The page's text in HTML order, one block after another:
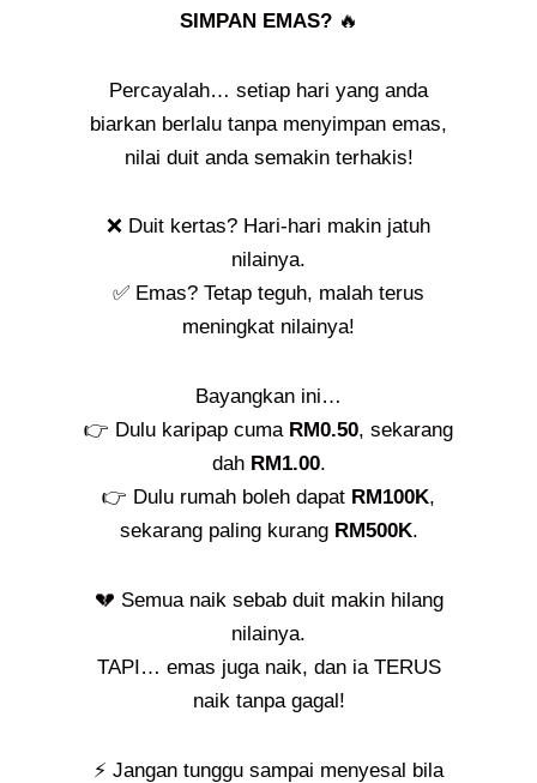
SIMPAN EMAS?🔥
Percayalah… setiap hari yang anda
biarkan berlalu tanpa menyimpan emas,
nilai duit anda semakin terhakis!
❌ Duit kertas? Hari-hari makin jatuh
nilainya.
✅ Emas? Tetap teguh, malah terus
meningkat nilainya!
Bayangkan ini…
👉 Dulu karipap cuma RM0.50, sekarang
dah RM1.00.
👉 Dulu rumah boleh dapat RM100K,
sekarang paling kurang RM500K.
💔 Semua naik sebab duit makin hilang
nilainya.
TAPI… emas juga naik, dan ia TERUS
naik tanpa gagal!
⚡ Jangan tunggu sampai menyesal bila